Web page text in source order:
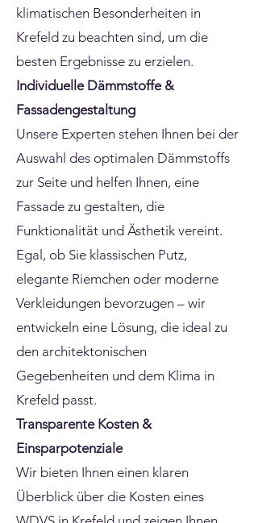
klimatischen Besonderheiten in
Krefeld zu beachten sind, um die
besten Ergebnisse zu erzielen.
Individuelle Dämmstoffe &
Fassadengestaltung
Unsere Experten stehen Ihnen bei der
Auswahl des optimalen Dämmstoffs
zur Seite und helfen Ihnen, eine
Fassade zu gestalten, die
Funktionalität und Ästhetik vereint.
Egal, ob Sie klassischen Putz,
elegante Riemchen oder moderne
Verkleidungen bevorzugen – wir
entwickeln eine Lösung, die ideal zu
den architektonischen
Gegebenheiten und dem Klima in
Krefeld passt.
Transparente Kosten &
Einsparpotenziale
Wir bieten Ihnen einen klaren
Überblick über die Kosten eines